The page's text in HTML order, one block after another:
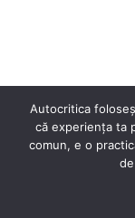
Autocritica
că experiența ta
comun, e o